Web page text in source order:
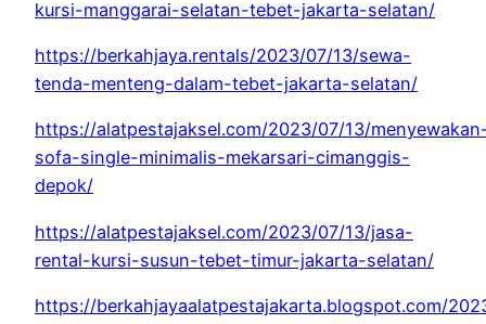
kursi-manggarai-selatan-tebet-jakarta-selatan/
https://berkahjaya.rentals/2023/07/13/sewa-
tenda-menteng-dalam-tebet-jakarta-selatan/
https://alatpestajaksel.com/2023/07/13/
sofa-single-minimalis-mekarsari-cimanggis-
depok/
https://alatpestajaksel.com/2023/07/13/jasa-
rental-kursi-susun-tebet-timur-jakarta-selatan/
https://berkahjayaalatpestajakarta.blogspot.com/